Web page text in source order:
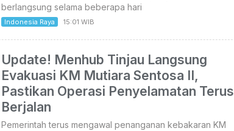
berlangsung selama beberapa hari
Indonesia Raya 15:01 WIB
Update! Menhub Tinjau Langsung
Evakuasi KM Mutiara Sentosa II,
Pastikan Operasi Penyelamatan Terus
Berjalan
Pemerintah terus mengawal penanganan kebakaran KM